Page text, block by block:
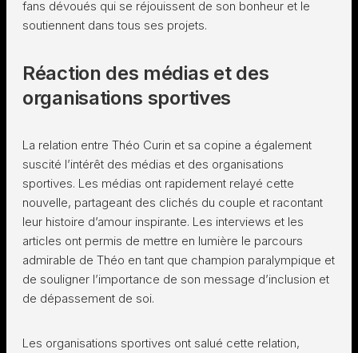
fans dévoués qui se réjouissent de son bonheur et le
soutiennent dans tous ses projets.
Réaction des médias et des
organisations sportives
La relation entre Théo Curin et sa copine a également
suscité l’intérêt des médias et des organisations
sportives. Les médias ont rapidement relayé cette
nouvelle, partageant des clichés du couple et racontant
leur histoire d’amour inspirante. Les interviews et les
articles ont permis de mettre en lumière le parcours
admirable de Théo en tant que champion paralympique et
de souligner l’importance de son message d’inclusion et
de dépassement de soi.
Les organisations sportives ont salué cette relation,